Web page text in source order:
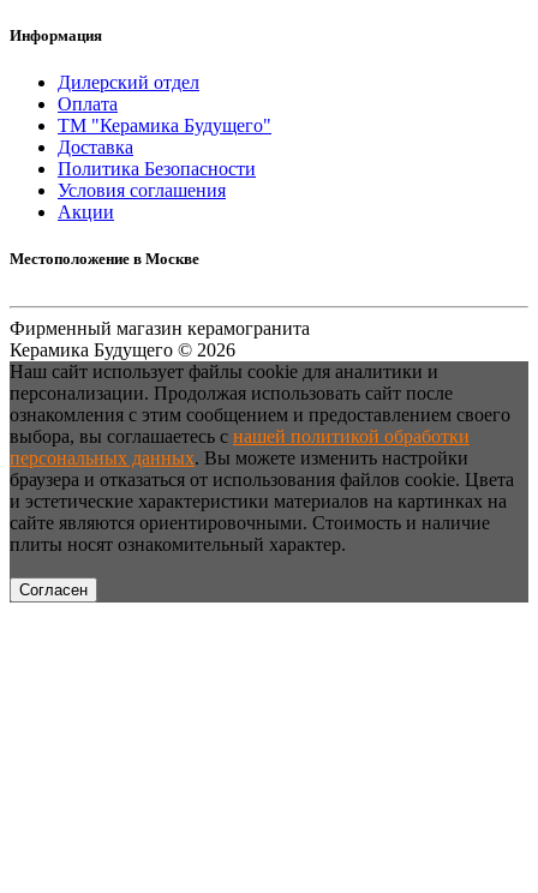
Информация
Дилерский отдел
Оплата
ТМ "Керамика Будущего"
Доставка
Политика Безопасности
Условия соглашения
Акции
Местоположение в Москве
Фирменный магазин керамогранита
Керамика Будущего © 2026
Наш сайт использует файлы cookie для аналитики и
персонализации. Продолжая использовать сайт после
ознакомления с этим сообщением и предоставлением своего
выбора, вы соглашаетесь с нашей политикой обработки
персональных данных. Вы можете изменить настройки
браузера и отказаться от использования файлов cookie. Цвета
и эстетические характеристики материалов на картинках на
сайте являются ориентировочными. Стоимость и наличие
плиты носят ознакомительный характер.
Согласен